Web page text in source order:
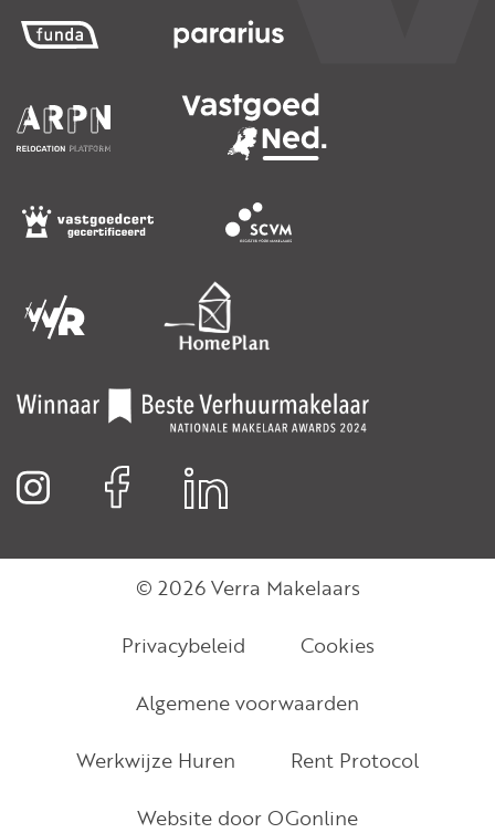
© 2026 Verra Makelaars
Privacybeleid
Cookies
Algemene voorwaarden
Werkwijze Huren
Rent Protocol
Website door OGonline